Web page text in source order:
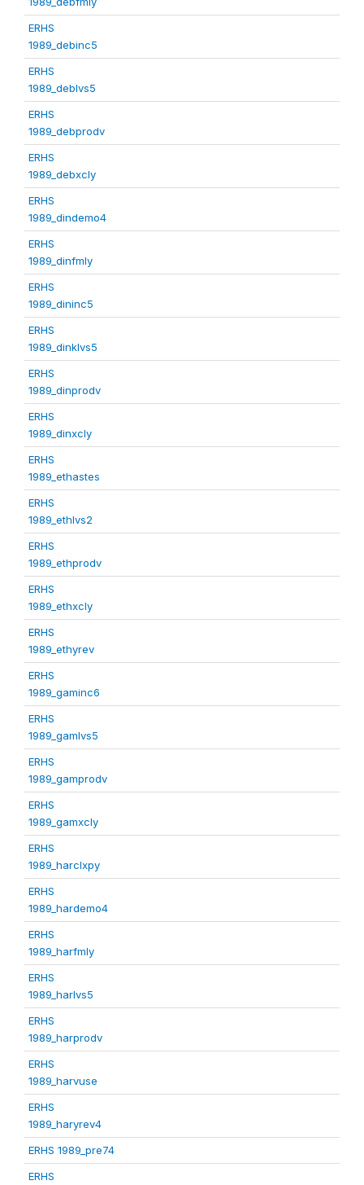
ERHS
1989_debinc5
ERHS
1989_deblvs5
ERHS
1989_debprodv
ERHS
1989_debxcly
ERHS
1989_dindemo4
ERHS
1989_dinfmly
ERHS
1989_dininc5
ERHS
1989_dinklvs5
ERHS
1989_dinprodv
ERHS
1989_dinxcly
ERHS
1989_ethastes
ERHS
1989_ethlvs2
ERHS
1989_ethprodv
ERHS
1989_ethxcly
ERHS
1989_ethyrev
ERHS
1989_gaminc6
ERHS
1989_gamlvs5
ERHS
1989_gamprodv
ERHS
1989_gamxcly
ERHS
1989_harclxpy
ERHS
1989_hardemo4
ERHS
1989_harfmly
ERHS
1989_harlvs5
ERHS
1989_harprodv
ERHS
1989_harvuse
ERHS
1989_haryrev4
ERHS 1989_pre74
ERHS